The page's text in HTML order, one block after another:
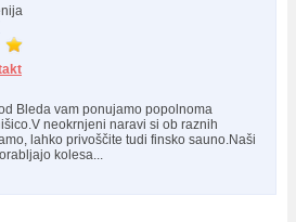
Bleda vam ponujamo popolnoma
neokrnjeni naravi si ob raznih
lahko privoščite tudi finsko sauno.Naši
kolesa...